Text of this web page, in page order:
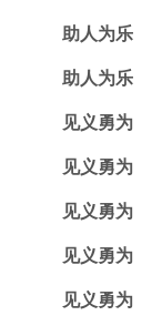
助人为乐
助人为乐
见义勇为
见义勇为
见义勇为
见义勇为
见义勇为